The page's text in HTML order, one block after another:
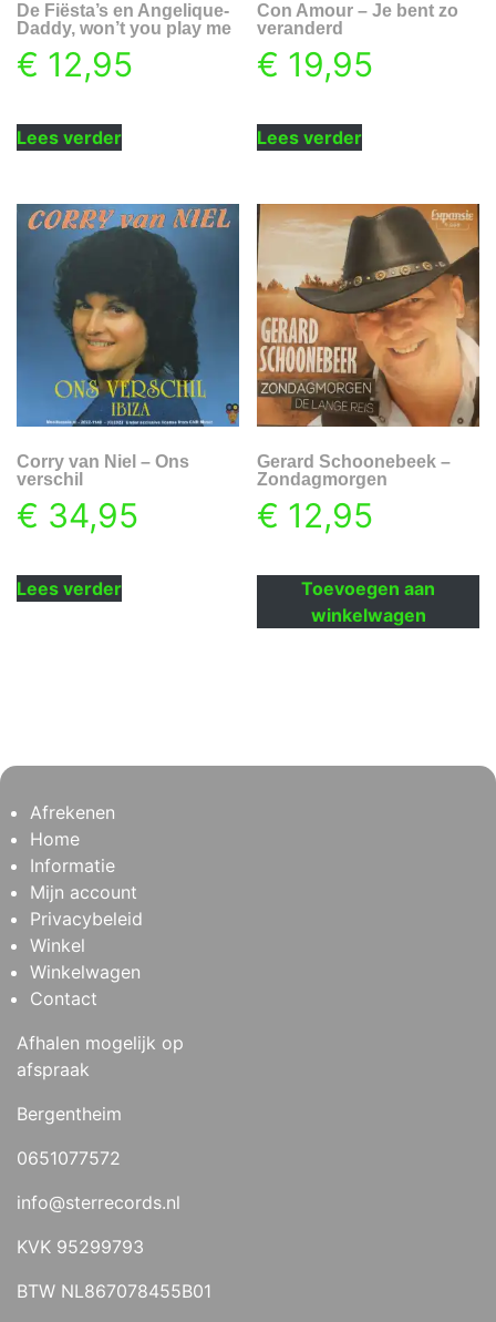
De Fiësta’s en Angelique-
Daddy, won’t you play me
€ 12,95
Lees verder
Con Amour – Je bent zo
veranderd
€ 19,95
Lees verder
Corry van Niel – Ons
verschil
€ 34,95
Lees verder
Gerard Schoonebeek –
Zondagmorgen
€ 12,95
Toevoegen aan
winkelwagen
Afrekenen
Home
Informatie
Mijn account
Privacybeleid
Winkel
Winkelwagen
Contact
Afhalen mogelijk op
afspraak
Bergentheim
0651077572
info@sterrecords.nl
KVK 95299793
BTW NL867078455B01